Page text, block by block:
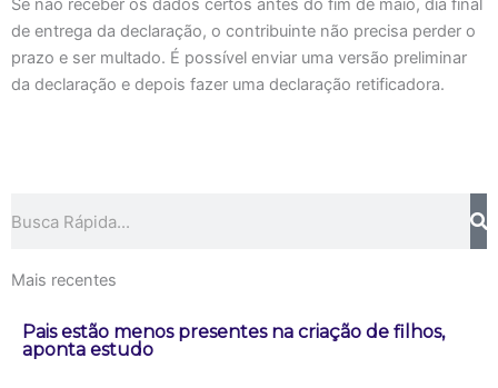
Se não receber os dados certos antes do fim de maio, dia final
de entrega da declaração, o contribuinte não precisa perder o
prazo e ser multado. É possível enviar uma versão preliminar
da declaração e depois fazer uma declaração retificadora.
Mais recentes
Pais estão menos presentes na criação de filhos,
aponta estudo